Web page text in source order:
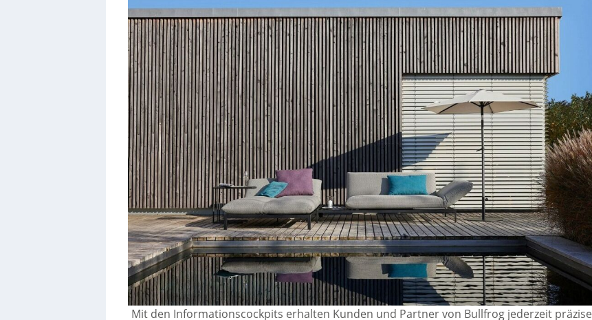
Mit den Informationscockpits erhalten Kunden und Partner von Bullfrog jederzeit präzise